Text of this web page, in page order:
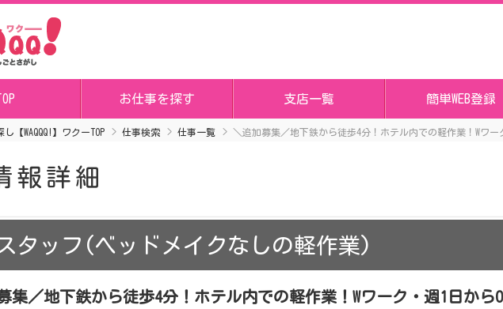
お仕事を探す 支店一覧 簡単WEB登録
【WAQQQ!】ワクーTOP 仕事検索 仕事一覧 ＼追加募集／地下鉄から徒歩4分！ホテル内での軽作業！Wワー
報詳細
タッフ(ベッドメイクなしの軽作業)
集／地下鉄から徒歩4分！ホテル内での軽作業！Wワーク・週1日から